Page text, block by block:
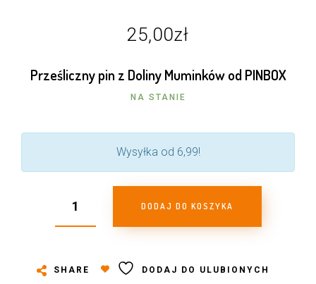
25,00zł
Prześliczny pin z Doliny Muminków od PINBOX
NA STANIE
Wysyłka od 6,99!
DODAJ DO KOSZYKA
SHARE DODAJ DO ULUBIONYCH